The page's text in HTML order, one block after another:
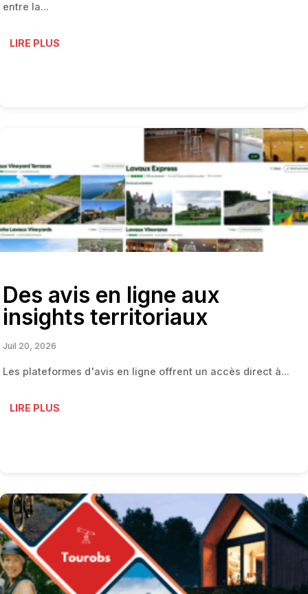
entre la...
LIRE PLUS
Des avis en ligne aux
insights territoriaux
Juil 20, 2026
Les plateformes d'avis en ligne offrent un accès direct à...
LIRE PLUS